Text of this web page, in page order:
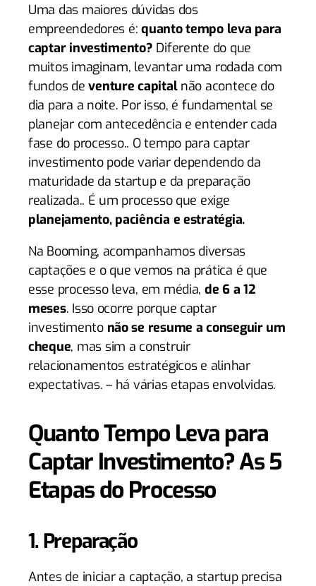
Uma das maiores dúvidas dos
empreendedores é:quanto tempo leva para
captar investimento? Diferente do que
muitos imaginam, levantar uma rodada com
fundos deventure capitalnão acontece do
dia para a noite. Por isso, é fundamental se
planejar com antecedência e entender cada
fase do processo.. O tempo para captar
investimento pode variar dependendo da
maturidade da startup e da preparação
realizada.. É um processo que exige
planejamento, paciência e estratégia.
Na Booming, acompanhamos diversas
captações e o que vemos na prática é que
esse processo leva, em média, de 6 a 12
meses. Isso ocorre porque captar
investimento não se resume a conseguir um
cheque, mas sim a construir
relacionamentos estratégicos e alinhar
expectativas. – há várias etapas envolvidas.
Quanto Tempo Leva para
Captar Investimento? As 5
Etapas do Processo
1. Preparação
Antes de iniciar a captação, a startup precisa